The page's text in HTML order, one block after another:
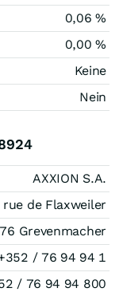
0,06 %
0,00 %
Keine
Nein
AXXION S.A.
rue de Flaxweiler
Grevenmacher
/ 76 94 94 1
/ 76 94 94 800